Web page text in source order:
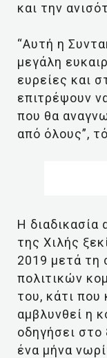
και την
“Αυτή η
μεγάλη
ευρείες και
επιτρέψουν
που θα
από όλους”,
Η διαδικασία
της Χιλής
2019 μετά τη
πολιτικών
του, κάτι που
αμβλυνθεί η
οδηγήσει
ένα μήνα